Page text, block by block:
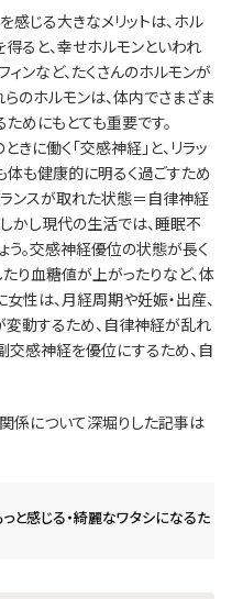
感じる大きなメリットは、ホル
ると、幸せホルモンといわれ
ィンなど、たくさんのホルモンが
のホルモンは、体内でさまざま
めにもとても重要です。
に働く「交感神経」と、リラッ
体も健康的に明るく過ごすため
ンスが取れた状態＝自律神経
かし現代の生活では、睡眠不
う。交感神経優位の状態が長く
り血糖値が上がったりなど、体
性は、月経周期や妊娠・出産、
動するため、自律神経が乱れ
交感神経を優位にするため、自
係について深堀りした記事は
と感じる・綺麗なワタシになるた